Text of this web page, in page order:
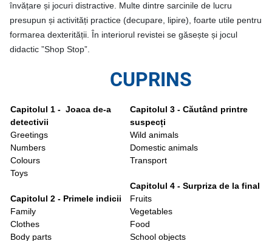
învățare și jocuri distractive. Multe dintre sarcinile de lucru
presupun și activități practice (decupare, lipire), foarte utile pentru
formarea dexterității. În interiorul revistei se găsește și jocul
didactic ”Shop Stop”.
CUPRINS
Capitolul 1 - Joaca de-a
detectivii
Greetings
Numbers
Colours
Toys
Capitolul 2 - Primele indicii
Family
Clothes
Body parts
Capitolul 3 - Căutând printre
suspecți
Wild animals
Domestic animals
Transport
Capitolul 4 - Surpriza de la final
Fruits
Vegetables
Food
School objects